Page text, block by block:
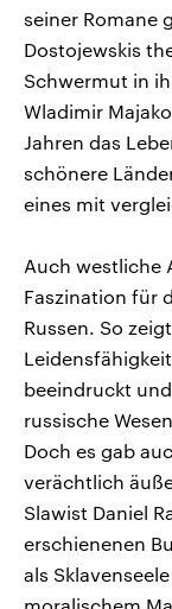
seiner Romane
Dostojewskis
Schwermut in
Wladimir
Jahren das
schönere
eines mit
Auch westliche
Faszination für
Russen. So
beeindruckt
russische
Doch es gab
verächtlich
Slawist Daniel
erschienenen
als